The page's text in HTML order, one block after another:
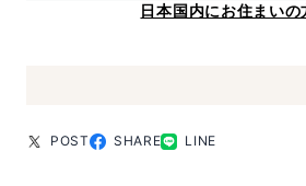
日本国内にお住まいの
POST SHARE LINE